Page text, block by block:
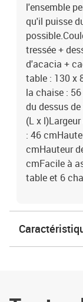
l'ensemble
qu'il puisse
tressée +
d'acacia +
table : 130 x
la chaise :
du dessus
(L x
: 46
cmHauteur
cmFacile à
table et 6